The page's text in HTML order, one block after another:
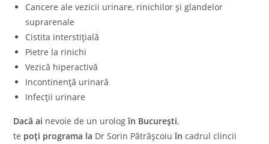
Cancere ale vezicii urinare, rinichilor și glandelor
suprarenale
Cistita interstițială
Pietre la rinichi
Vezică hiperactivă
Incontinență urinară
Infecții urinare
Dacă ai nevoie de un urologîn București,
te poți programa la Dr Sorin Pătrășcoiuîn cadrul clincii